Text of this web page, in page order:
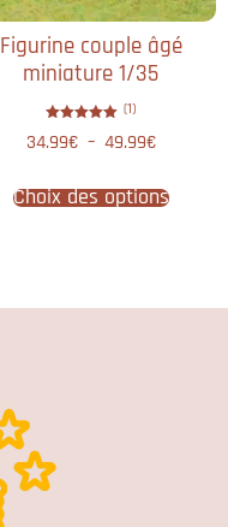
Figurine couple âgé
miniature 1/35
5.00
(1)
34.99€ – 49.99€
Choix des options